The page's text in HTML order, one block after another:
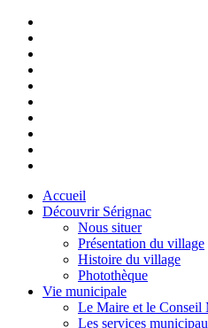
Accueil
Découvrir Sérignac
Nous situer
Présentation du village
Histoire du village
Photothèque
Vie municipale
Le Maire et le Conseil
Les services